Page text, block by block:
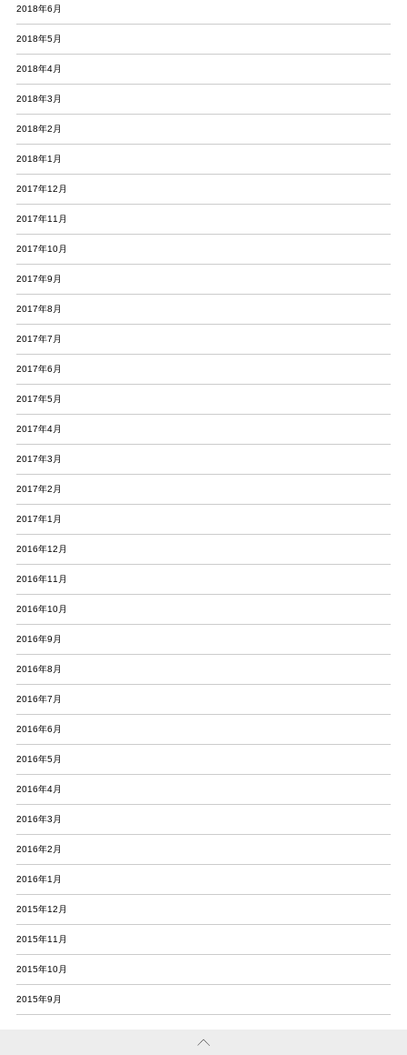
2018年6月
2018年5月
2018年4月
2018年3月
2018年2月
2018年1月
2017年12月
2017年11月
2017年10月
2017年9月
2017年8月
2017年7月
2017年6月
2017年5月
2017年4月
2017年3月
2017年2月
2017年1月
2016年12月
2016年11月
2016年10月
2016年9月
2016年8月
2016年7月
2016年6月
2016年5月
2016年4月
2016年3月
2016年2月
2016年1月
2015年12月
2015年11月
2015年10月
2015年9月